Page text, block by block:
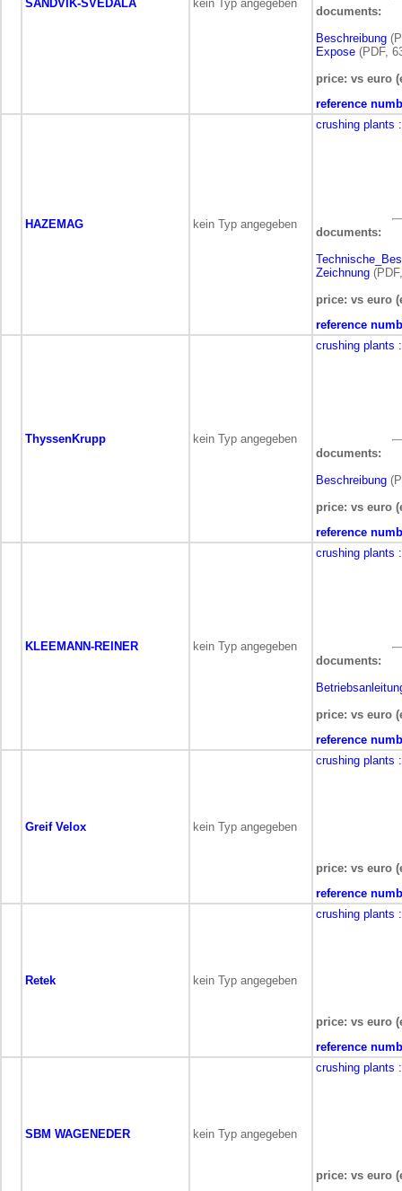
SANDVIK-SVEDALA kein Typ angegeben
documents:
Beschreibung
Expose (PDF,
price: vs euro
reference
HAZEMAG kein Typ angegeben
crushing plants
documents:
Zeichnung
price: vs euro
reference
ThyssenKrupp kein Typ angegeben
crushing plants
documents:
Beschreibung
price: vs euro
reference
KLEEMANN-REINER kein Typ angegeben
crushing plants
documents:
price: vs euro
reference
Greif Velox kein Typ angegeben
crushing plants
price: vs euro
reference
Retek kein Typ angegeben
crushing plants
price: vs euro
reference
SBM WAGENEDER kein Typ angegeben
crushing plants
price: vs euro